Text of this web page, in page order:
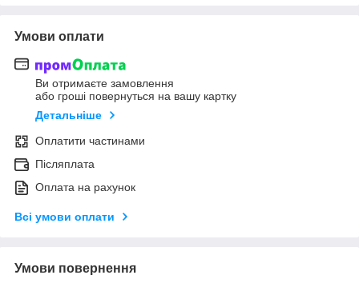
Умови оплати
Ви отримаєте замовлення
або гроші повернуться на вашу картку
Детальніше
Оплатити частинами
Післяплата
Оплата на рахунок
Всі умови оплати
Умови повернення